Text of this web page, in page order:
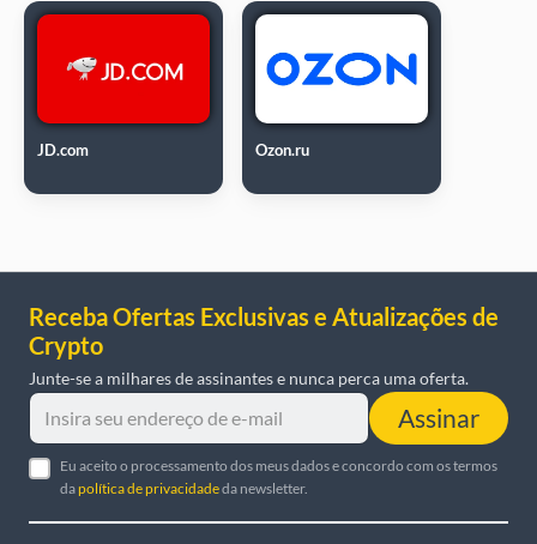
JD.com Ozon.ru
Receba Ofertas Exclusivas e Atualizações de
Crypto
Junte-se a milhares de assinantes e nunca perca uma oferta.
Assinar
Eu aceito o processamento dos meus dados e concordo com os termos
dapolítica de privacidadeda newsletter.